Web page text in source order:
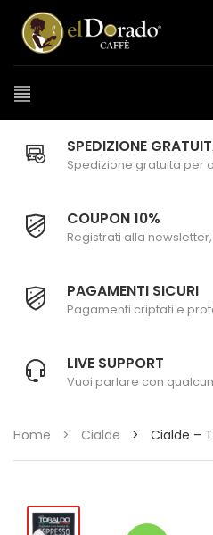
SPEDIZIONE
Spedizione gratuita per
COUPON 10%
Registrati alla
PAGAMENTI SICURI
Pagamenti criptati e
LIVE SUPPORT
Vuoi parlare con
Home > Cialde > Cialde –